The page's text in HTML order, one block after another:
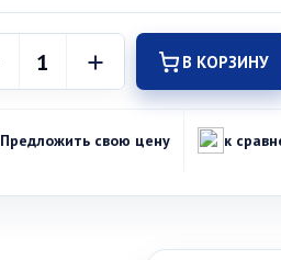
В КОРЗИНУ
Предложить свою цену к